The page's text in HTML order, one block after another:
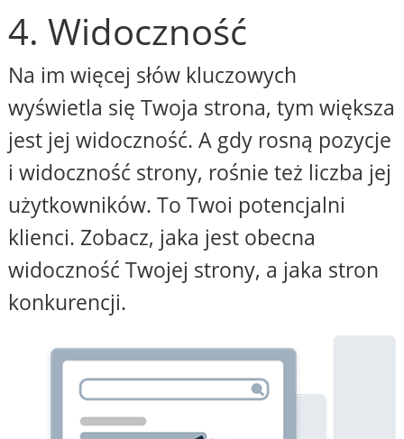
4. Widoczność
Na im więcej słów kluczowych
wyświetla się Twoja strona, tym większa
jest jej widoczność. A gdy rosną pozycje
i widoczność strony, rośnie też liczba jej
użytkowników. To Twoi potencjalni
klienci. Zobacz, jaka jest obecna
widoczność Twojej strony, a jaka stron
konkurencji.